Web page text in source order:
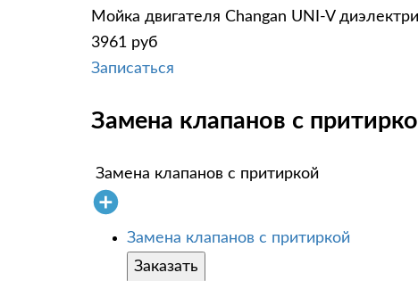
Мойка двигателя Changan UNI-V
3961 руб
Записаться
Замена клапанов с
Замена клапанов с притиркой
Замена клапанов с притиркой
Заказать